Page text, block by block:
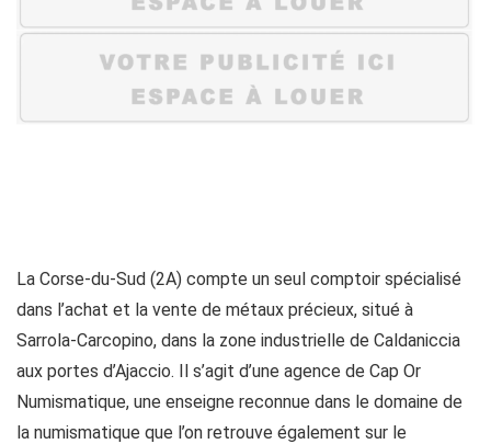
La Corse-du-Sud (2A) compte un seul comptoir spécialisé
dans l’achat et la vente de métaux précieux, situé à
Sarrola-Carcopino, dans la zone industrielle de Caldaniccia
aux portes d’Ajaccio. Il s’agit d’une agence de Cap Or
Numismatique, une enseigne reconnue dans le domaine de
la numismatique que l’on retrouve également sur le